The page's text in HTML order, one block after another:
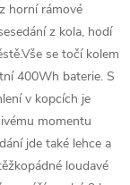
horní rámové
z kola, hodí
se točí kolem
400Wh baterie. S
v kopcích je
momentu
jde také lehce a
loudavé